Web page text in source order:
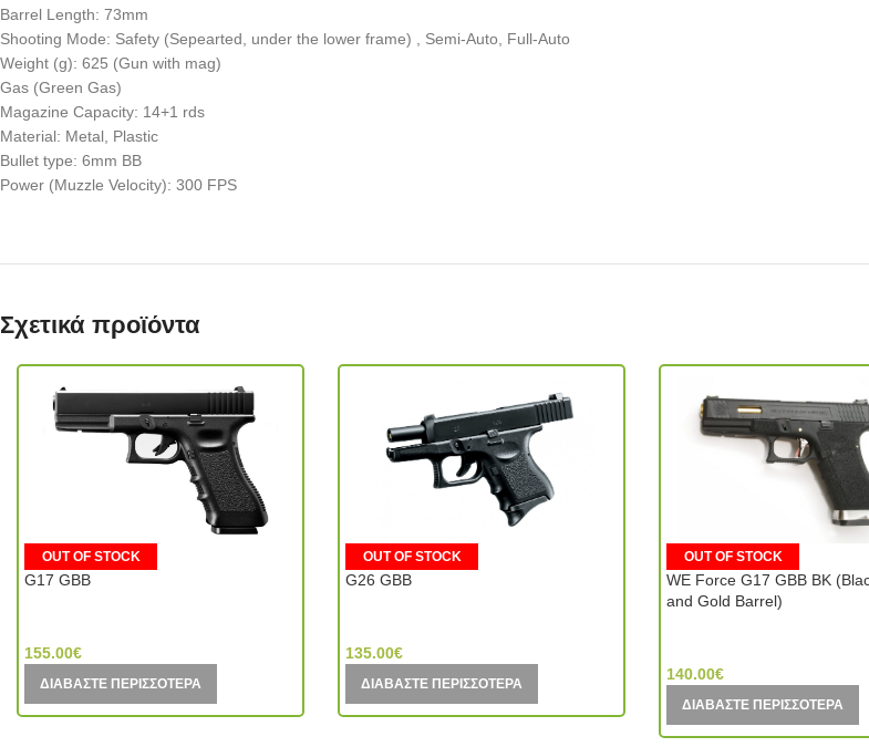
Barrel Length: 73mm
Shooting Mode: Safety (Sepearted, under the lower frame) , Semi-Auto, Full-Auto
Weight (g): 625 (Gun with mag)
Gas (Green Gas)
Magazine Capacity: 14+1 rds
Material: Metal, Plastic
Bullet type: 6mm BB
Power (Muzzle Velocity): 300 FPS
Σχετικά προϊόντα
OUT OF STOCK
G17 GBB
155.00€
ΔΙΑΒΆΣΤΕ ΠΕΡΙΣΣΌΤΕΡΑ
OUT OF STOCK
G26 GBB
135.00€
ΔΙΑΒΆΣΤΕ ΠΕΡΙΣΣΌΤΕΡΑ
OUT OF STOCK
WE Force G17 GBB BK
and Gold Barrel)
140.00€
ΔΙΑΒΆΣΤΕ ΠΕΡΙΣΣΌΤΕΡΑ